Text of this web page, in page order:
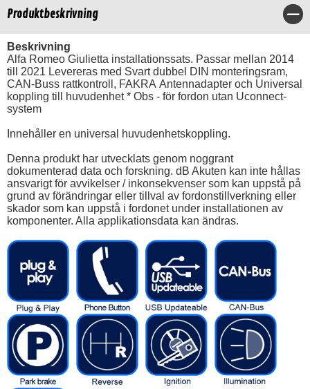
Produktbeskrivning
Beskrivning
Alfa Romeo Giulietta installationssats. Passar mellan 2014
till 2021 Levereras med Svart dubbel DIN monteringsram,
CAN-Buss rattkontroll, FAKRA Antennadapter och Universal
koppling till huvudenhet * Obs - för fordon utan Uconnect-
system
Innehåller en universal huvudenhetskoppling.
Denna produkt har utvecklats genom noggrant
dokumenterad data och forskning. dB Akuten kan inte hållas
ansvarigt för avvikelser / inkonsekvenser som kan uppstå på
grund av förändringar eller tillval av fordonstillverkning eller
skador som kan uppstå i fordonet under installationen av
komponenter. Alla applikationsdata kan ändras.